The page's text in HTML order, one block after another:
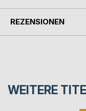
REZENSIONEN
WEITERE